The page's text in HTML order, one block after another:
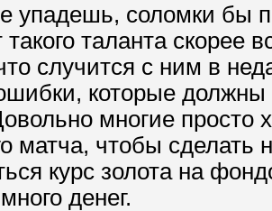
упадешь, соломки бы
таланта скорее
случится с ним в
которые
многие просто
матча, чтобы сделать
курс золота на
денег.